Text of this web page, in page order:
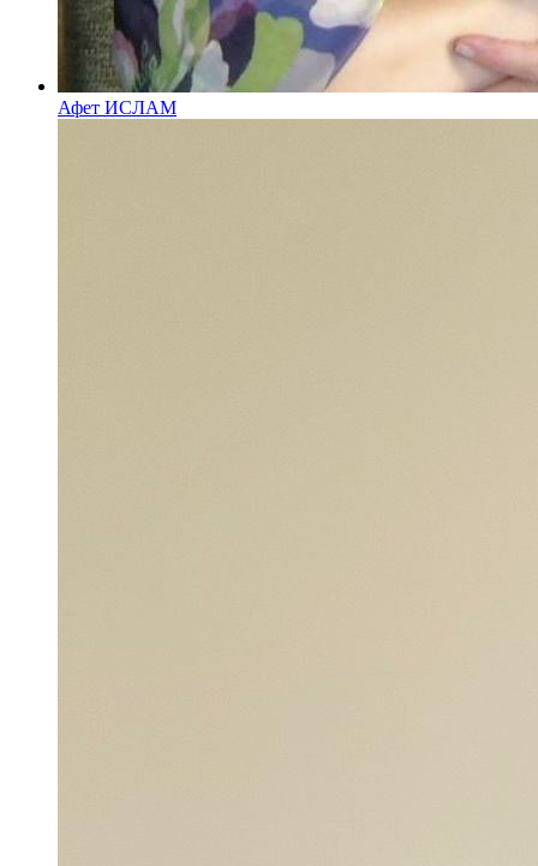
Афет ИСЛАМ